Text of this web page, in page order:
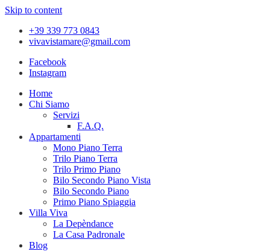
Skip to content
+39 339 773 0843
vivavistamare@gmail.com
Facebook
Instagram
Home
Chi Siamo
Servizi
F.A.Q.
Appartamenti
Mono Piano Terra
Trilo Piano Terra
Trilo Primo Piano
Bilo Secondo Piano Vista
Bilo Secondo Piano
Primo Piano Spiaggia
Villa Viva
La Depèndance
La Casa Padronale
Blog